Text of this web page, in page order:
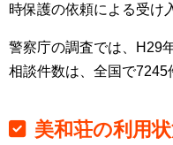
時保護の依頼による受け
警察庁の調査では、H29
相談件数は、全国で7245
美和荘の利用